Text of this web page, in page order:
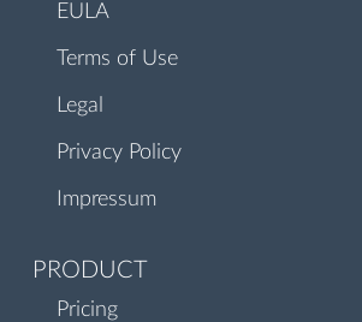
EULA
Terms of Use
Legal
Privacy Policy
Impressum
PRODUCT
Pricing